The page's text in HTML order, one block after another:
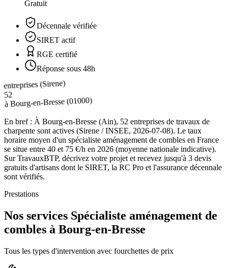
Gratuit
Décennale vérifiée
SIRET actif
RGE certifié
Réponse sous 48h
entreprises (Sirene)
52
àBourg-en-Bresse(01000)
En bref : À Bourg-en-Bresse (Ain), 52 entreprises de travaux de
charpente sont actives (Sirene / INSEE, 2026-07-08). Le taux
horaire moyen d'un spécialiste aménagement de combles en France
se situe entre 40 et 75 €/h en 2026 (moyenne nationale indicative).
Sur TravauxBTP, décrivez votre projet et recevez jusqu'à 3 devis
gratuits d'artisans dont le SIRET, la RC Pro et l'assurance décennale
sont vérifiés.
Prestations
Nos services Spécialiste aménagement de
combles à Bourg-en-Bresse
Tous les types d'intervention avec fourchettes de prix